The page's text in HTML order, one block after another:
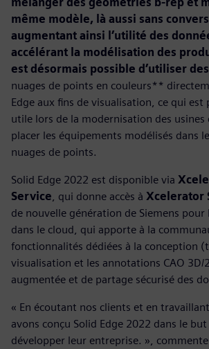
même modèle, là aussi sans
augmentant ainsi l’utilité des
accélérant la modélisation des
est désormais possible d’utiliser des
nuages de points en couleurs**
Edge aux fins de visualisation, ce qui
utile lors de la modernisation des usines
placer les équipements modélisés dans
nuages de points.
Solid Edge 2022 est disponible via
Service , qui donne accès à Xcelerator
de nouvelle génération de Siemens
dans le cloud, qui apporte à la
fonctionnalités dédiées à la conception
visualisation et les annotations CAO 3D/
augmentée et de partage sécurisé des
« En écoutant nos clients et en
avons conçu Solid Edge 2022 dans le
développer leur entreprise. »,